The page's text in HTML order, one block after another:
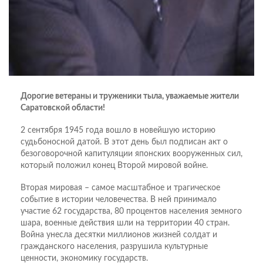
Дорогие ветераны и труженики тыла, уважаемые жители
Саратовской области!
2 сентября 1945 года вошло в новейшую историю
судьбоносной датой. В этот день был подписан акт о
безоговорочной капитуляции японских вооруженных сил,
который положил конец Второй мировой войне.
Вторая мировая – самое масштабное и трагическое
событие в истории человечества. В ней принимало
участие 62 государства, 80 процентов населения земного
шара, военные действия шли на территории 40 стран.
Война унесла десятки миллионов жизней солдат и
гражданского населения, разрушила культурные
ценности, экономику государств.